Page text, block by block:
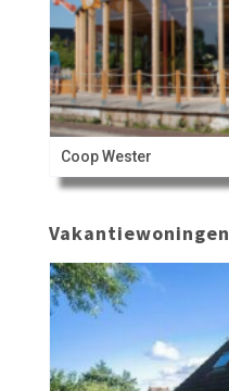
Coop Wester
Vakantiewoningen